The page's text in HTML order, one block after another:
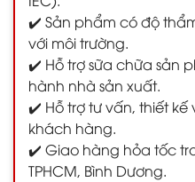
✔️ Sản phẩm có độ
với môi trường.
✔️ Hỗ trợ sữa chữa sản
hành nhà sản xuất.
✔️ Hỗ trợ tư vấn, thiết
khách hàng.
✔️ Giao hàng hỏa tốc
TPHCM, Bình Dương.